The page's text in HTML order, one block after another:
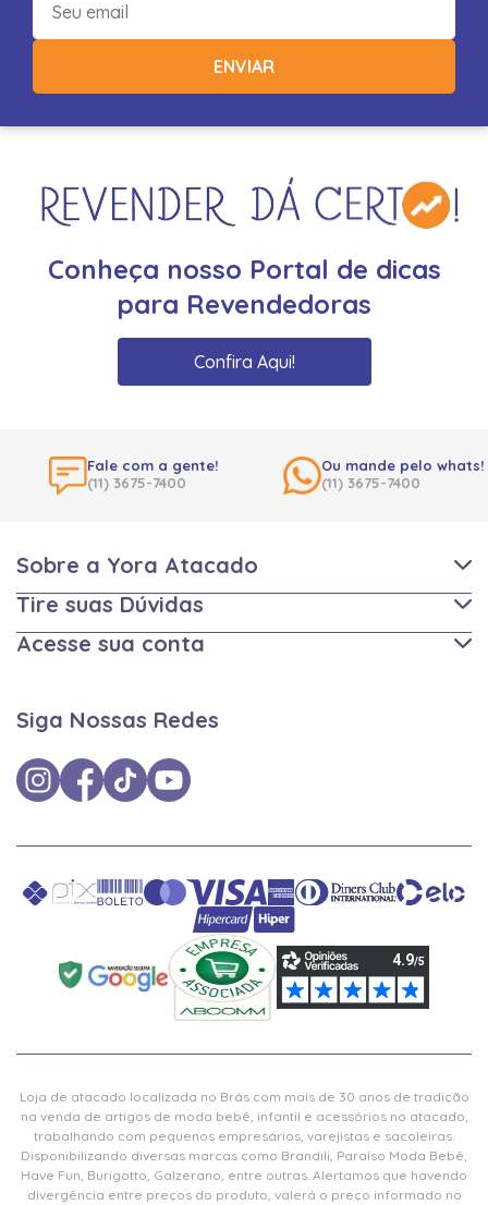
ENVIAR
Conheça nosso Portal de dicas
para Revendedoras
Confira Aqui!
Fale com a gente!
(11) 3675-7400
Ou mande pelo whats!
(11) 3675-7400
Sobre a Yora Atacado
Tire suas Dúvidas
Acesse sua conta
Siga Nossas Redes
Loja de atacado localizada no Brás com mais de 30 anos de tradição
na venda de artigos de moda bebê, infantil e acessórios no atacado,
trabalhando com pequenos empresários, varejistas e sacoleiras.
Disponibilizando diversas marcas como Brandili, Paraíso Moda Bebê,
Have Fun, Burigotto, Galzerano, entre outras. Alertamos que havendo
divergência entre preços do produto, valerá o preço informado no